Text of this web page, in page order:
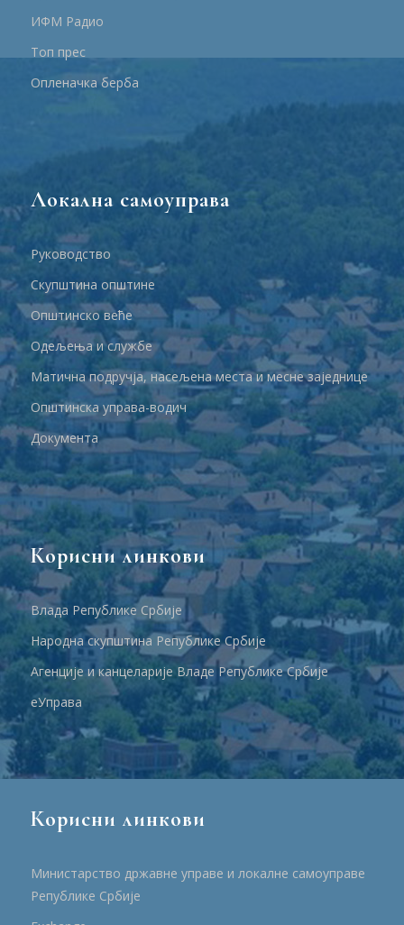
ИФМ Радио
Топ прес
Опленачка берба
Локална самоуправа
Руководство
Скупштина општине
Општинско веће
Одељења и службе
Матична подручја, насељена места и месне заједнице
Општинска управа-водич
Документа
Корисни линкови
Влада Републике Србије
Народна скупштина Републике Србије
Агенције и канцеларије Владе Републике Србије
еУправа
Корисни линкови
Министарство државне управе и локалне самоуправе
Републике Србије